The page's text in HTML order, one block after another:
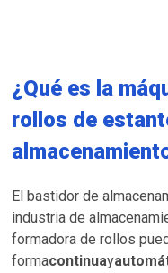
¿Qué es la
rollos de
El bastidor de
industria de
formadora de rollos
formacontinuay